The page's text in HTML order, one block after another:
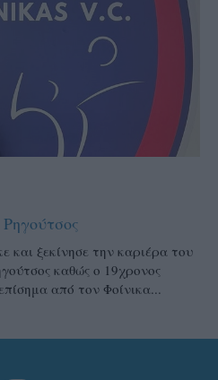
ξεκίνησε την καριέρα του
καθώς ο 19χρονος
από τον Φοίνικα...